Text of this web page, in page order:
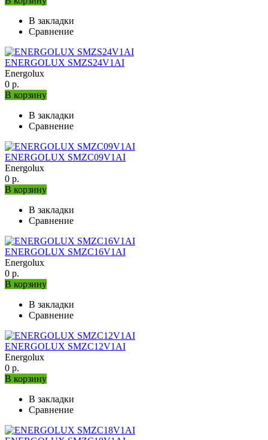
В закладки
Сравнение
ENERGOLUX SMZS24V1AI
Energolux
0 р.
В корзину
В закладки
Сравнение
ENERGOLUX SMZC09V1AI
Energolux
0 р.
В корзину
В закладки
Сравнение
ENERGOLUX SMZC16V1AI
Energolux
0 р.
В корзину
В закладки
Сравнение
ENERGOLUX SMZC12V1AI
Energolux
0 р.
В корзину
В закладки
Сравнение